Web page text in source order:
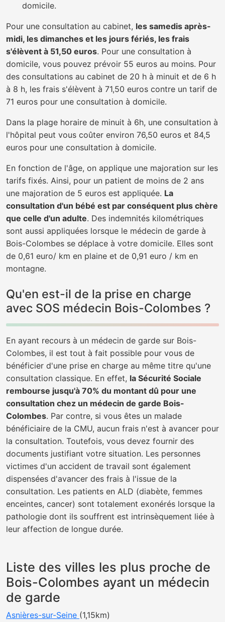
domicile.
Pour une consultation au cabinet, les samedis après-
midi, les dimanches et les jours fériés, les frais
s'élèvent à 51,50 euros. Pour une consultation à
domicile, vous pouvez prévoir 55 euros au moins. Pour
des consultations au cabinet de 20 h à minuit et de 6 h
à 8 h, les frais s'élèvent à 71,50 euros contre un tarif de
71 euros pour une consultation à domicile.
Dans la plage horaire de minuit à 6h, une consultation à
l'hôpital peut vous coûter environ 76,50 euros et 84,5
euros pour une consultation à domicile.
En fonction de l'âge, on applique une majoration sur les
tarifs fixés. Ainsi, pour un patient de moins de 2 ans
une majoration de 5 euros est appliquée. La
consultation d'un bébé est par conséquent plus chère
que celle d'un adulte. Des indemnités kilométriques
sont aussi appliquées lorsque le médecin de garde à
Bois-Colombes se déplace à votre domicile. Elles sont
de 0,61 euro/ km en plaine et de 0,91 euro / km en
montagne.
Qu'en est-il de la prise en charge
avec SOS médecin Bois-Colombes ?
En ayant recours à un médecin de garde sur Bois-
Colombes, il est tout à fait possible pour vous de
bénéficier d'une prise en charge au même titre qu'une
consultation classique. En effet, la Sécurité Sociale
rembourse jusqu'à 70% du montant dû pour une
consultation chez un médecin de garde Bois-
Colombes. Par contre, si vous êtes un malade
bénéficiaire de la CMU, aucun frais n'est à avancer pour
la consultation. Toutefois, vous devez fournir des
documents justifiant votre situation. Les personnes
victimes d'un accident de travail sont également
dispensées d'avancer des frais à l'issue de la
consultation. Les patients en ALD (diabète, femmes
enceintes, cancer) sont totalement exonérés lorsque la
pathologie dont ils souffrent est intrinsèquement liée à
leur affection de longue durée.
Liste des villes les plus proche de
Bois-Colombes ayant un médecin
de garde
Asnières-sur-Seine (1,15km)